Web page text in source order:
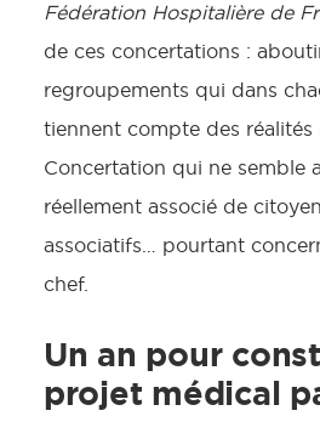
Fédération Hospitalière de
de ces concertations :
regroupements qui dans
tiennent compte des réalités
Concertation qui ne semble
réellement associé de
associatifs… pourtant
chef.
Un an pour
projet médical